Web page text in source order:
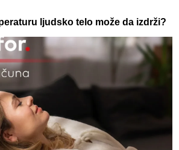
ljudsko telo može da izdrži?